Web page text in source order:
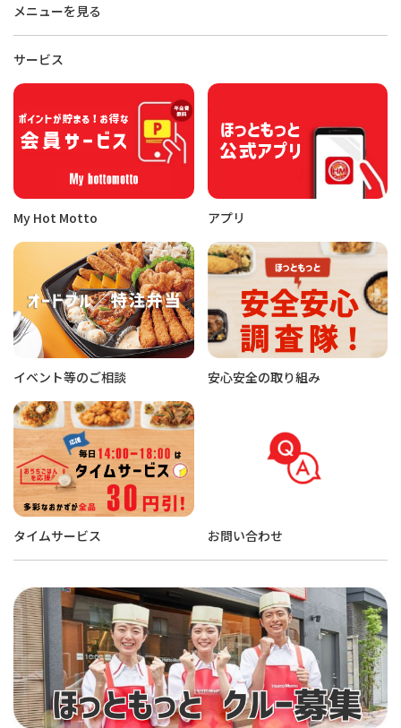
メニューを見る
サービス
My Hot Motto アプリ
イベント等のご相談 安心安全の取り組み
タイムサービス お問い合わせ